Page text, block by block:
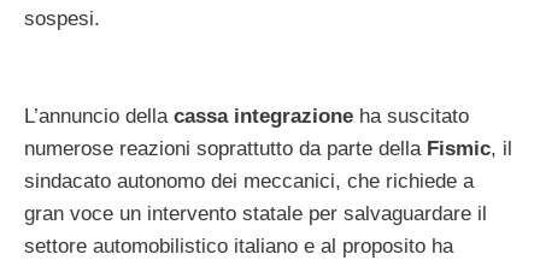
sospesi.
L’annuncio della cassa integrazione ha suscitato
numerose reazioni soprattutto da parte della Fismic, il
sindacato autonomo dei meccanici, che richiede a
gran voce un intervento statale per salvaguardare il
settore automobilistico italiano e al proposito ha